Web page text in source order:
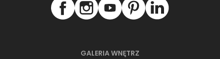
GALERIA WNĘTRZ